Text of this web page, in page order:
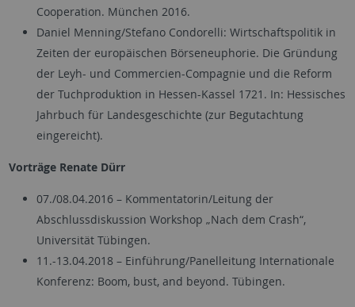
Cooperation. München 2016.
Daniel Menning/Stefano Condorelli: Wirtschaftspolitik in
Zeiten der europäischen Börseneuphorie. Die Gründung
der Leyh- und Commercien-Compagnie und die Reform
der Tuchproduktion in Hessen-Kassel 1721. In: Hessisches
Jahrbuch für Landesgeschichte (zur Begutachtung
eingereicht).
Vorträge Renate Dürr
07./08.04.2016 – Kommentatorin/Leitung der
Abschlussdiskussion Workshop „Nach dem Crash“,
Universität Tübingen.
11.-13.04.2018 – Einführung/Panelleitung Internationale
Konferenz: Boom, bust, and beyond. Tübingen.